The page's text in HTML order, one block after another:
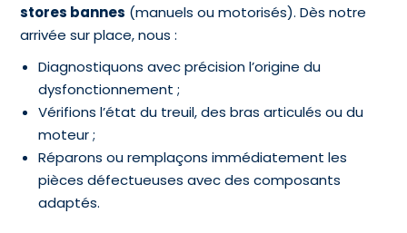
stores bannes (manuels ou motorisés). Dès notre
arrivée sur place, nous :
Diagnostiquons avec précision l’origine du
dysfonctionnement ;
Vérifions l’état du treuil, des bras articulés ou du
moteur ;
Réparons ou remplaçons immédiatement les
pièces défectueuses avec des composants
adaptés.